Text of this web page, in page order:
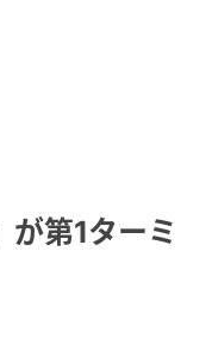
第1ターミ